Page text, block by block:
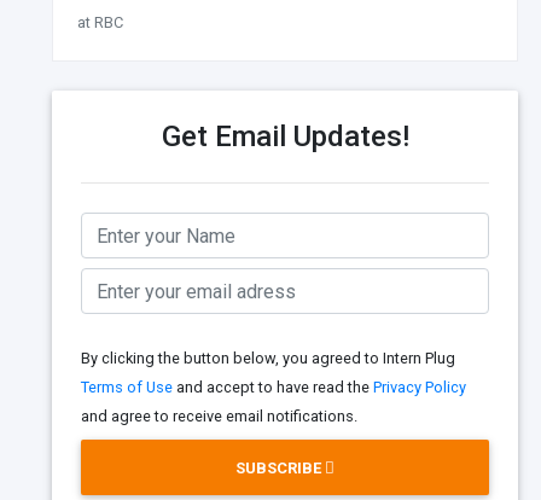
at RBC
Get Email Updates!
By clicking the button below, you agreed to Intern Plug
Terms of Use and accept to have read the Privacy Policy
and agree to receive email notifications.
SUBSCRIBE